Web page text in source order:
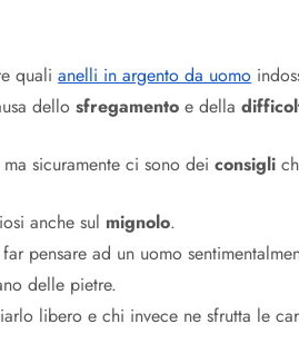
qualianelli in argento da uomo
dellosfregamentoe della
sicuramente ci sono deiconsigli
anche sul mignolo.
pensare ad un uomo
delle pietre.
libero e chi invece ne sfrutta le